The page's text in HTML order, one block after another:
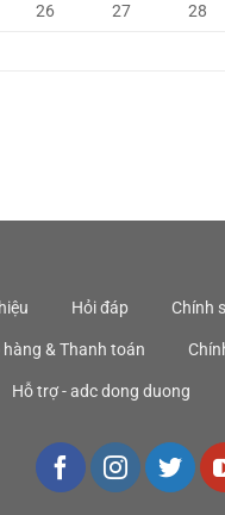
26 27 28
Hỏi đáp Chính
hàng & Thanh toán
Hỗ trợ - adc dong duong